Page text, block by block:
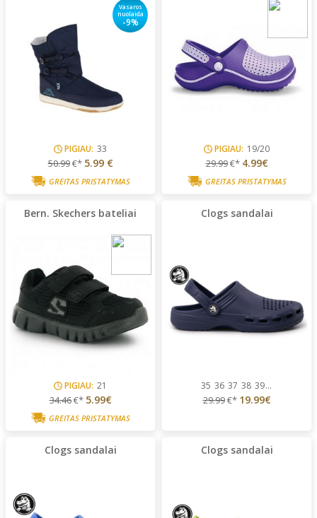
Vasaros
nuolaida
-9%
PIGIAU: 33
50.99€* 5.99 €
GREITAS PRISTATYMAS
PIGIAU: 19/20
29.99€* 4.99€
GREITAS PRISTATYMAS
Bern. Skechers bateliai
PIGIAU: 21
34.46€* 5.99€
GREITAS PRISTATYMAS
Clogs sandalai
35 36 37 38 39...
29.99€* 19.99€
Clogs sandalai Clogs sandalai